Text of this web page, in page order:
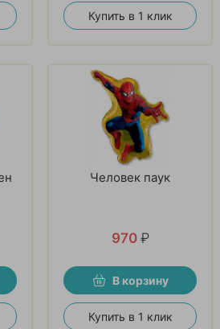
Купить в 1 клик
Человек паук
970 ₽
В корзину
Купить в 1 клик